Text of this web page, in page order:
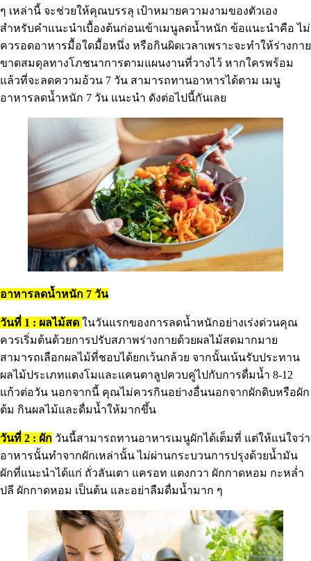
ๆ เหล่านี้ จะช่วยให้คุณบรรลุ เป้าหมายความงามของตัวเอง
สำหรับคำแนะนำเบื้องต้นก่อนเข้าเมนูลดน้ำหนัก ข้อแนะนำคือ ไม่
ควรอดอาหารมื้อใดมื้อหนึ่ง หรือกินผิดเวลาเพราะจะทำให้ร่างกาย
ขาดสมดุลทางโภชนาการตามแผนงานที่วางไว้ หากใครพร้อม
แล้วที่จะลดความอ้วน 7 วัน สามารถทานอาหารได้ตาม เมนู
อาหารลดน้ำหนัก 7 วัน แนะนำ ดังต่อไปนี้กันเลย
อาหารลดน้ำหนัก 7 วัน
วันที่ 1 : ผลไม้สด ในวันแรกของการลดน้ำหนักอย่างเร่งด่วนคุณ
ควรเริ่มต้นด้วยการปรับสภาพร่างกายด้วยผลไม้สดมากมาย
สามารถเลือกผลไม้ที่ชอบได้ยกเว้นกล้วย จากนั้นเน้นรับประทาน
ผลไม้ประเภทแตงโมและแคนตาลูปควบคู่ไปกับการดื่มน้ำ 8-12
แก้วต่อวัน นอกจากนี้ คุณไม่ควรกินอย่างอื่นนอกจากผักดิบหรือผัก
ต้ม กินผลไม้และดื่มน้ำให้มากขึ้น
วันที่ 2 : ผัก วันนี้สามารถทานอาหารเมนูผักได้เต็มที่ แต่ให้แน่ใจว่า
อาหารนั้นทำจากผักเหล่านั้น ไม่ผ่านกระบวนการปรุงด้วยน้ำมัน
ผักที่แนะนำได้แก่ ถั่วลันเตา แครอท แตงกวา ผักกาดหอม กะหล่ำ
ปลี ผักกาดหอม เป็นต้น และอย่าลืมดื่มน้ำมาก ๆ